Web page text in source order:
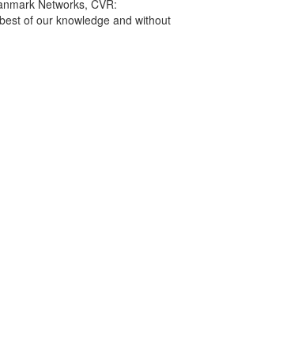
Networks, CVR:
of our knowledge and without